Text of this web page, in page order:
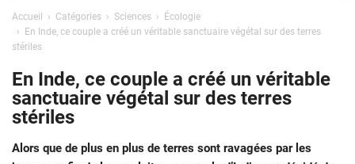
Accueil Catégories Sciences
Écologie
En Inde, ce couple a créé un véritable sanctuaire végétal sur des terres
stériles
En Inde, ce couple a créé un véritable
sanctuaire végétal sur des terres
stériles
Alors que de plus en plus de terres sont ravagées par les